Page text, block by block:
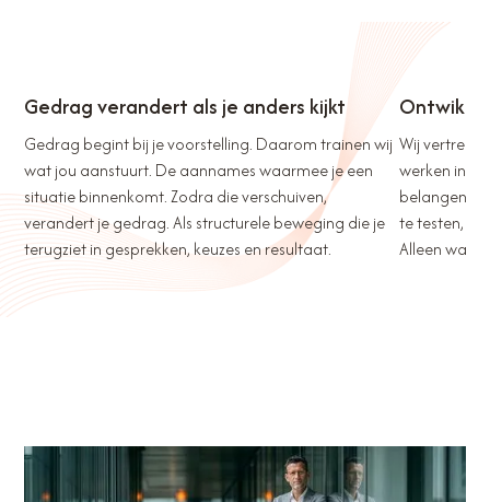
Gedrag verandert als je anders kijkt
Gedrag begint bij je voorstelling. Daarom trainen wij
wat jou aanstuurt. De aannames waarmee je een
situatie binnenkomt. Zodra die verschuiven,
verandert je gedrag. Als structurele beweging die je
terugziet in gesprekken, keuzes en resultaat.
Wij
werken in
belangen.
te testen,
Alleen wat